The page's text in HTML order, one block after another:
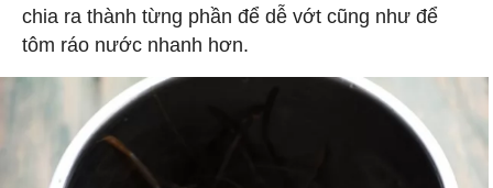
chia ra thành từng phần để dễ vớt cũng như để
tôm ráo nước nhanh hơn.